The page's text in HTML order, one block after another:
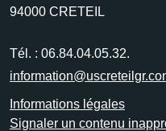
94000 CRETEIL
Tél. : 06.84.04.05.32.
Informations légales
Signaler un contenu